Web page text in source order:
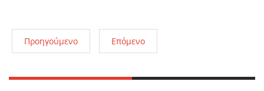
Προηγούμενο Επόμενο